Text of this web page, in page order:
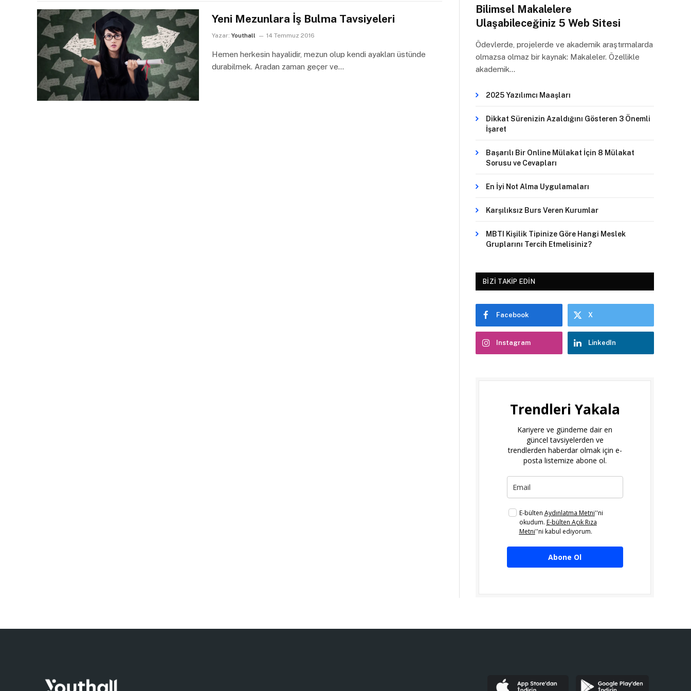
Yeni Mezunlara İş Bulma Tavsiyeleri
Yazar: Youthall 14 Temmuz 2016
Hemen herkesin hayalidir, mezun olup kendi ayakları üstünde
durabilmek. Aradan zaman geçer ve…
Bilimsel Makalelere
Ulaşabileceğiniz 5 Web Sitesi
Ödevlerde, projelerde ve akademik araştırmalarda
olmazsa olmaz bir kaynak: Makaleler. Özellikle
akademik…
2025 Yazılımcı Maaşları
Dikkat Sürenizin Azaldığını Gösteren 3 Önemli
İşaret
Başarılı Bir Online Mülakat İçin 8 Mülakat
Sorusu ve Cevapları
En İyi Not Alma Uygulamaları
Karşılıksız Burs Veren Kurumlar
MBTI Kişilik Tipinize Göre Hangi Meslek
Gruplarını Tercih Etmelisiniz?
BIZI TAKIP EDIN
Facebook X
Instagram LinkedIn
Trendleri Yakala
Kariyere ve gündeme dair en
güncel tavsiyelerden ve
trendlerden haberdar olmak için e-
posta listemize abone ol.
E-bülten Aydınlatma Metni''ni
okudum. E-bülten Açık Rıza
Metni''ni kabul ediyorum.
Abone Ol